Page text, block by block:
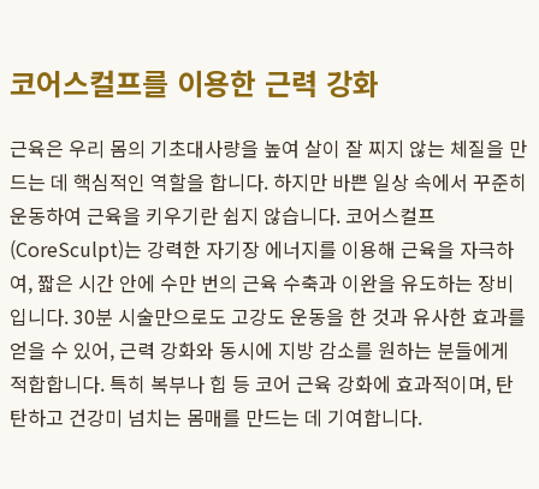
코어스컬프를 이용한 근력 강화
근육은 우리 몸의 기초대사량을 높여 살이 잘 찌지 않는 체질을 만
드는 데 핵심적인 역할을 합니다. 하지만 바쁜 일상 속에서 꾸준히
운동하여 근육을 키우기란 쉽지 않습니다. 코어스컬프
(CoreSculpt)는 강력한 자기장 에너지를 이용해 근육을 자극하
여, 짧은 시간 안에 수만 번의 근육 수축과 이완을 유도하는 장비
입니다. 30분 시술만으로도 고강도 운동을 한 것과 유사한 효과를
얻을 수 있어, 근력 강화와 동시에 지방 감소를 원하는 분들에게
적합합니다. 특히 복부나 힙 등 코어 근육 강화에 효과적이며, 탄
탄하고 건강미 넘치는 몸매를 만드는 데 기여합니다.